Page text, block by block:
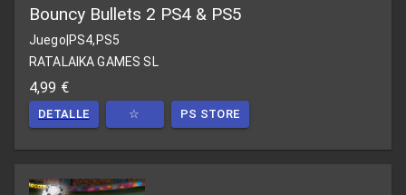
Bouncy Bullets 2 PS4 & PS5
Juego|PS4,PS5
RATALAIKA GAMES SL
4,99 €
DETALLE ☆ PS STORE